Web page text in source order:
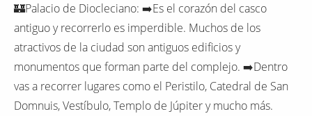
🏰Palacio de Diocleciano: ➡️Es el corazón del casco
antiguo y recorrerlo es imperdible. Muchos de los
atractivos de la ciudad son antiguos edificios y
monumentos que forman parte del complejo. ➡️Dentro
vas a recorrer lugares como el Peristilo, Catedral de San
Domnuis, Vestíbulo, Templo de Júpiter y mucho más.